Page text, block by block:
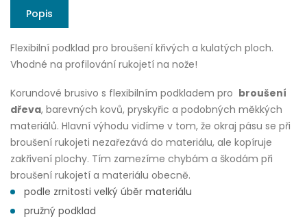
Popis
Flexibilní podklad pro broušení křivých a kulatých ploch.
Vhodné na profilování rukojetí na nože!
Korundové brusivo s flexibilním podkladem pro broušení
dřeva, barevných kovů, pryskyřic a podobných měkkých
materiálů. Hlavní výhodu vidíme v tom, že okraj pásu se při
broušení rukojeti nezařezává do materiálu, ale kopíruje
zakřivení plochy. Tím zamezíme chybám a škodám při
broušení rukojetí a materiálu obecně.
podle zrnitosti velký úběr materiálu
pružný podklad